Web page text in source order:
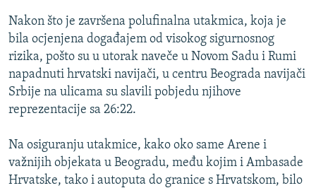
Nakon što je završena polufinalna utakmica, koja je
bila ocjenjena događajem od visokog sigurnosnog
rizika, pošto su u utorak naveče u Novom Sadu i Rumi
napadnuti hrvatski navijači, u centru Beograda navijači
Srbije na ulicama su slavili pobjedu njihove
reprezentacije sa 26:22.
Na osiguranju utakmice, kako oko same Arene i
važnijih objekata u Beogradu, među kojim i Ambasade
Hrvatske, tako i autoputa do granice s Hrvatskom, bilo